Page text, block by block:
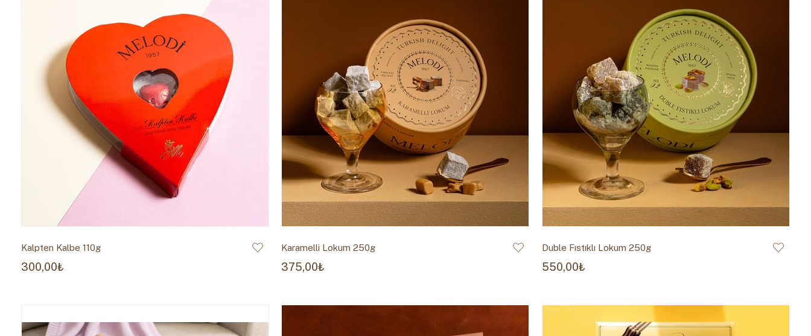
Kalpten Kalbe 110g
300,00₺
Karamelli Lokum 250g
375,00₺
Duble Fıstıklı Lokum 250g
550,00₺